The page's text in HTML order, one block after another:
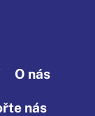
O nás
nás